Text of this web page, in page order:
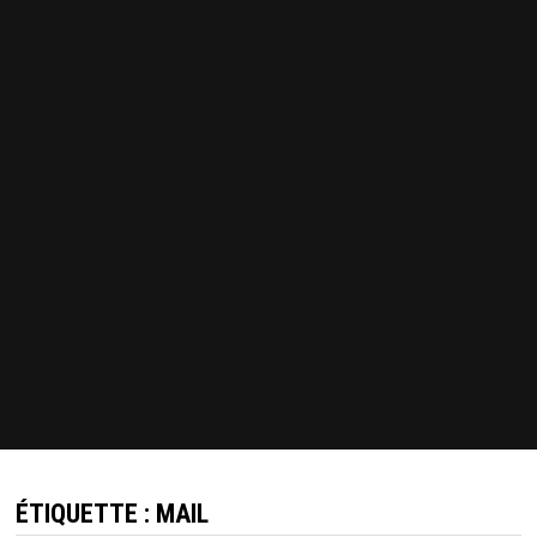
ÉTIQUETTE : MAIL